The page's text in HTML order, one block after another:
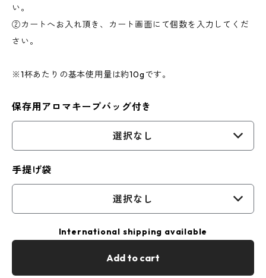
い。
②カートへお入れ頂き、カート画面にて個数を入力してくだ
さい。
※1杯あたりの基本使用量は約10gです。
保存用アロマキープバッグ付き
選択なし
手提げ袋
選択なし
International shipping available
Add to cart